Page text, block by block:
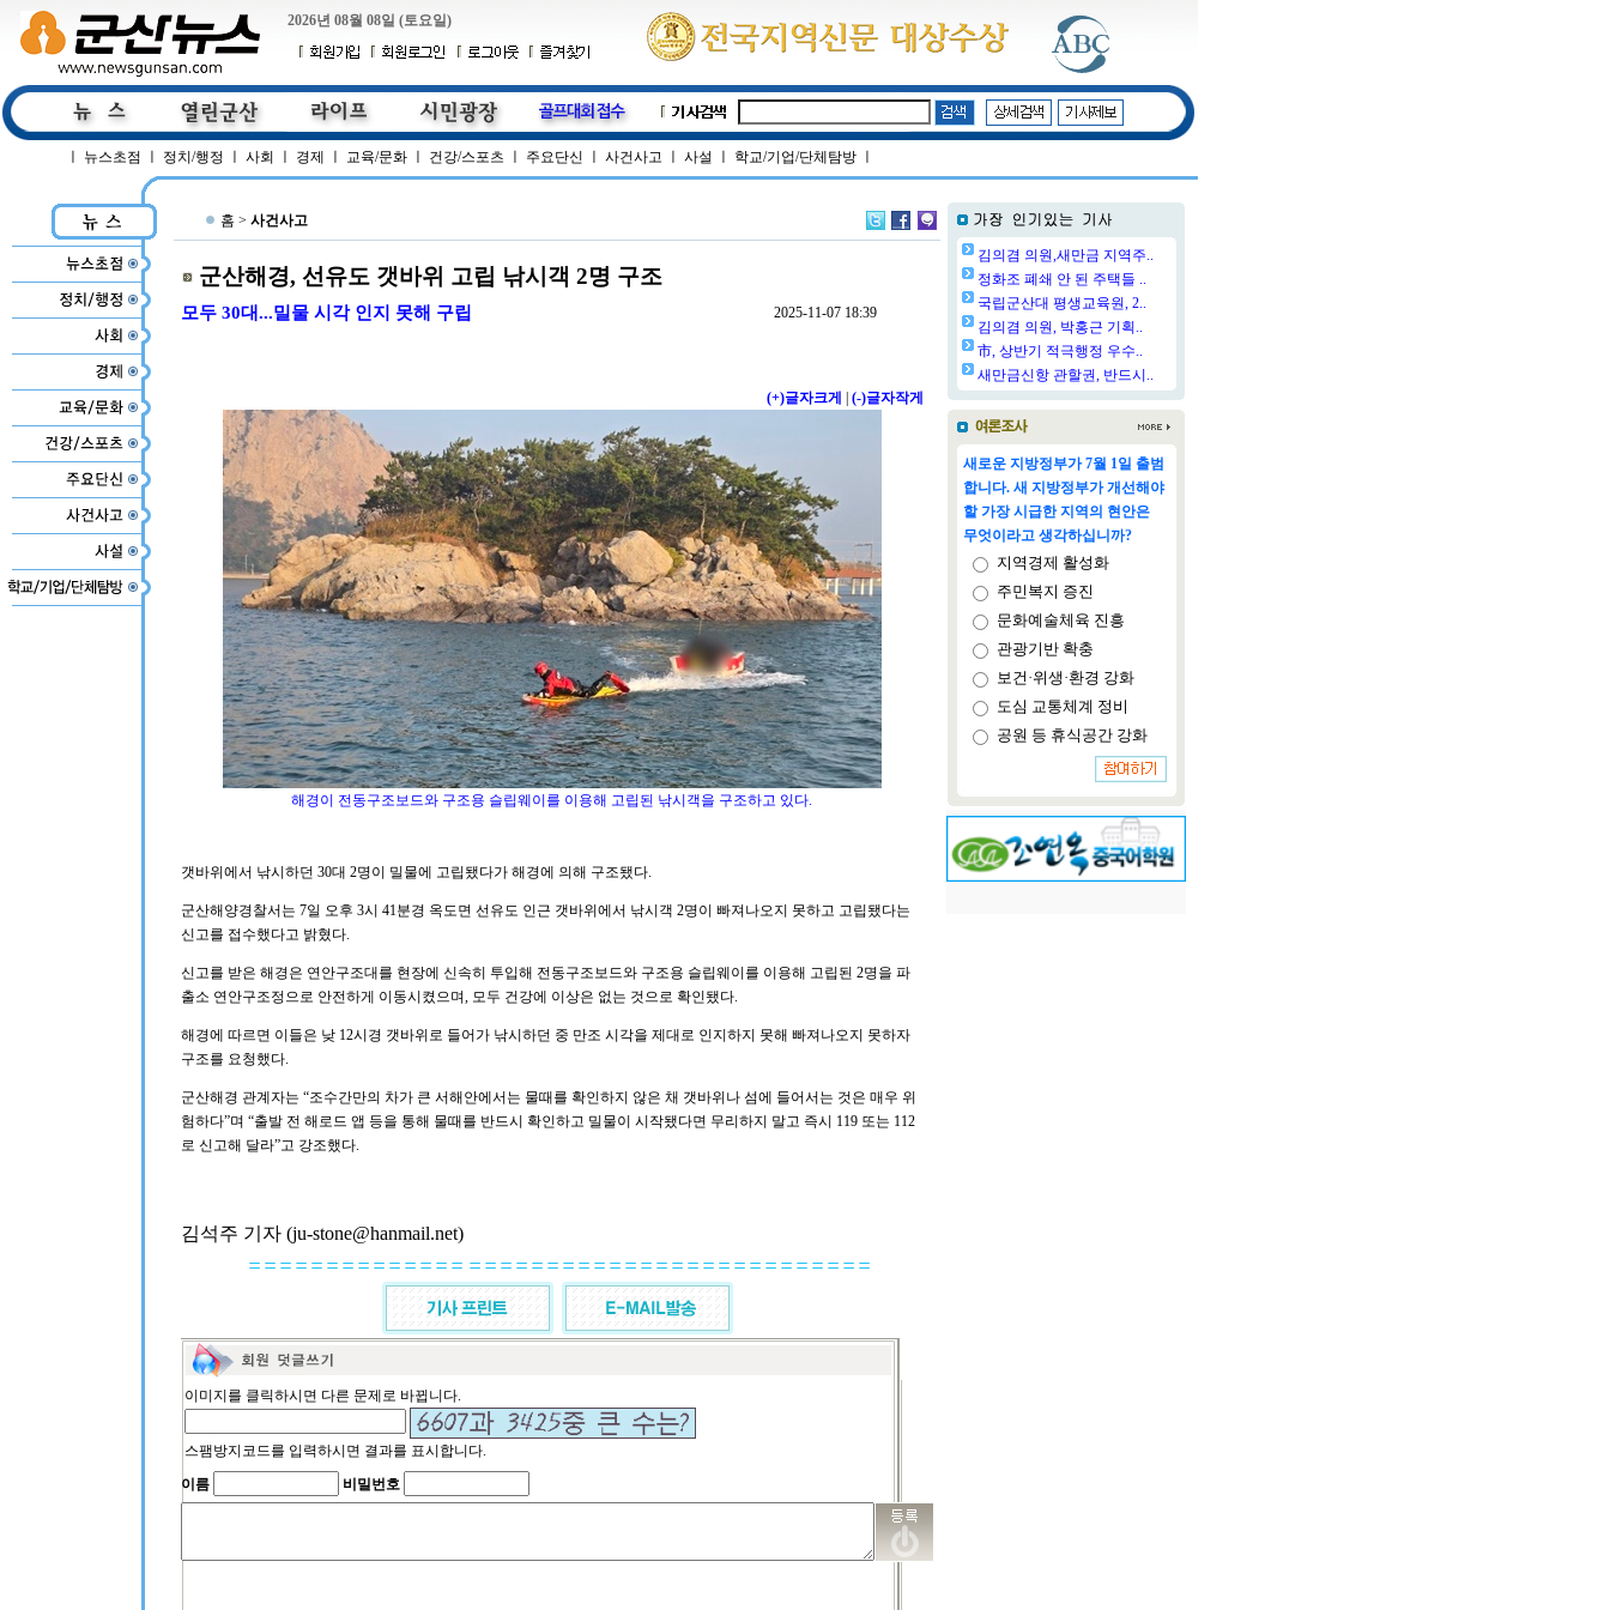
2026년 08월 08일 (토요일)
뉴스초점 정치/행정 사회 경제 교육/문화 건강/스포츠 주요단신 사건사고 사설 학교/기업/단체탐방
홈 > 사건사고
군산해경, 선유도 갯바위 고립 낚시객 2명 구조
모두 30대...밀물 시각 인지 못해 구립 2025-11-07 18:39
(+)글자크게 (-)글자작게
해경이 전동구조보드와 구조용 슬립웨이를 이용해 고립된 낚시객을 구조하고 있다.
갯바위에서 낚시하던 30대 2명이 밀물에 고립됐다가 해경에 의해 구조됐다.
군산해양경찰서는 7일 오후 3시 41분경 옥도면 선유도 인근 갯바위에서 낚시객 2명이 빠져나오지 못하고 고립됐다는
신고를 접수했다고 밝혔다.
신고를 받은 해경은 연안구조대를 현장에 신속히 투입해 전동구조보드와 구조용 슬립웨이를 이용해 고립된 2명을 파
출소 연안구조정으로 안전하게 이동시켰으며, 모두 건강에 이상은 없는 것으로 확인됐다.
해경에 따르면 이들은 낮 12시경 갯바위로 들어가 낚시하던 중 만조 시각을 제대로 인지하지 못해 빠져나오지 못하자
구조를 요청했다.
군산해경 관계자는 “조수간만의 차가 큰 서해안에서는 물때를 확인하지 않은 채 갯바위나 섬에 들어서는 것은 매우 위
험하다”며 “출발 전 해로드 앱 등을 통해 물때를 반드시 확인하고 밀물이 시작됐다면 무리하지 말고 즉시 119 또는 112
로 신고해 달라”고 강조했다.
김석주 기자 (ju-stone@hanmail.net)
이미지를 클릭하시면 다른 문제로 바뀝니다.
스팸방지코드를 입력하시면 결과를 표시합니다.
이름
비밀번호
김의겸 의원,새만금 지역주..
정화조 폐쇄 안 된 주택들 ..
국립군산대 평생교육원, 2..
김의겸 의원, 박홍근 기획..
市, 상반기 적극행정 우수..
새만금신항 관할권, 반드시..
새로운 지방정부가 7월 1일 출범
합니다. 새 지방정부가 개선해야
할 가장 시급한 지역의 현안은
무엇이라고 생각하십니까?
지역경제 활성화
주민복지 증진
문화예술체육 진흥
관광기반 확충
보건·위생·환경 강화
도심 교통체계 정비
공원 등 휴식공간 강화